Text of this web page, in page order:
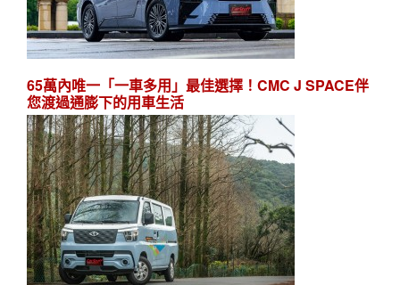
65萬內唯一「一車多用」最佳選擇！CMC J SPACE伴
您渡過通膨下的用車生活